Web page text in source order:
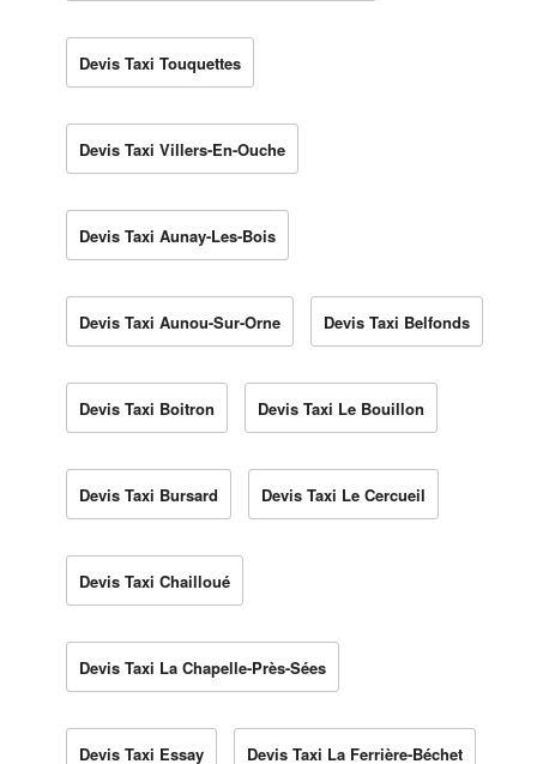
Devis Taxi Touquettes
Devis Taxi Villers-En-Ouche
Devis Taxi Aunay-Les-Bois
Devis Taxi Aunou-Sur-Orne Devis Taxi Belfonds
Devis Taxi Boitron Devis Taxi Le Bouillon
Devis Taxi Bursard Devis Taxi Le Cercueil
Devis Taxi Chailloué
Devis Taxi La Chapelle-Près-Sées
Devis Taxi Essay Devis Taxi La Ferrière-Béchet